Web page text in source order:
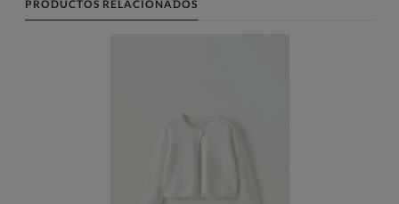
PRODUCTOS RELACIONADOS